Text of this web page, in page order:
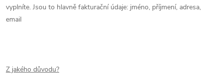
vyplníte. Jsou to hlavně fakturační údaje: jméno, příjmení, adresa,
email
Z jakého důvodu?